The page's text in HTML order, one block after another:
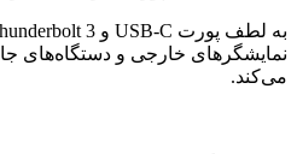
نمایشگرهای خارجی و دستگاه‌های
می‌کند.